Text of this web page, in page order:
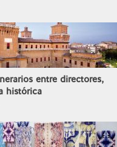
entre directores,
histórica